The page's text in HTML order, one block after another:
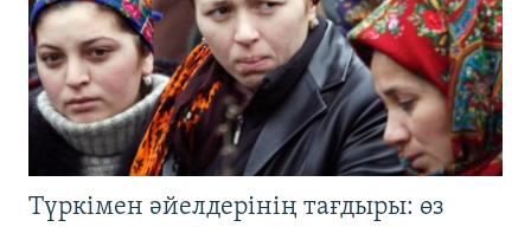
Түркімен әйелдерінің тағдыры: өз